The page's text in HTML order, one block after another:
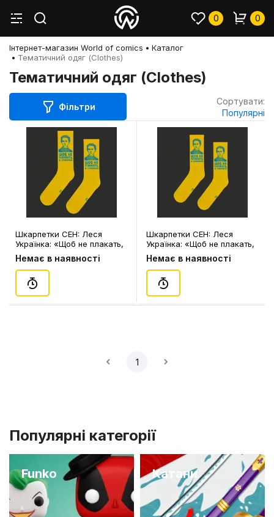
0 0
Інтернет-магазин World of comics
Каталог
Тематичний одяг (Clothes)
Тематичний одяг (Clothes)
Фільтри
Сортувати:
Популярні
Шкарпетки CEH: Леся
Українка: «Щоб не плакать,
Я Сміялась» (р. 40-45),
(91330)
Немає в наявності
Шкарпетки CEH: Леся
Українка: «Щоб не плакать,
Я Сміялась» (р. 35-39),
(91329)
Немає в наявності
1
Популярні категорії
Funko Катани